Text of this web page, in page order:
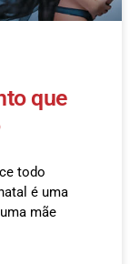
que
todo
é uma
mãe